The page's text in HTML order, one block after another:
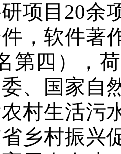
项目 20余
，软件著
第四），
、国家自
村生活污
乡村振兴